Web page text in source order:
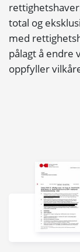
total og
med
pålagt å endre
oppfyller